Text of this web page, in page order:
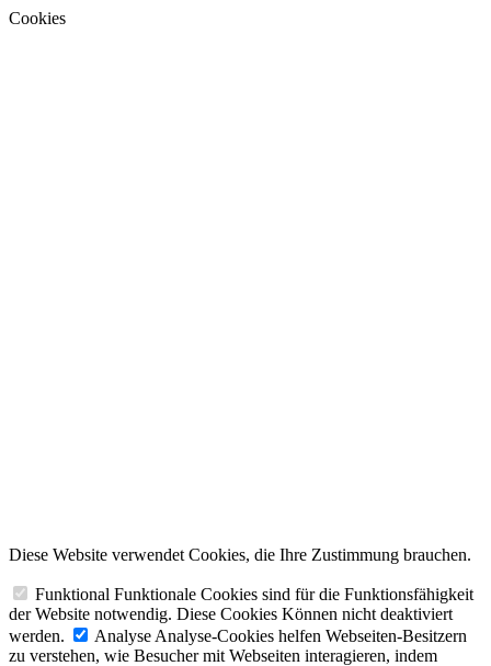
Cookies
Diese Website verwendet Cookies, die Ihre Zustimmung brauchen.
Funktional Funktionale Cookies sind für die Funktionsfähigkeit
der Website notwendig. Diese Cookies Können nicht deaktiviert
werden.
Analyse Analyse-Cookies helfen Webseiten-Besitzern
zu verstehen, wie Besucher mit Webseiten interagieren, indem